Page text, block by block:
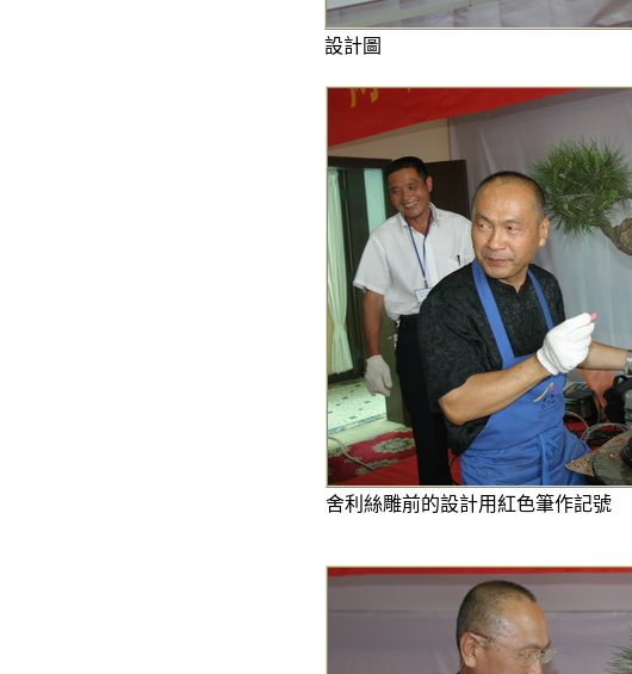
設計圖
舍利絲雕前的設計用紅色筆作記號